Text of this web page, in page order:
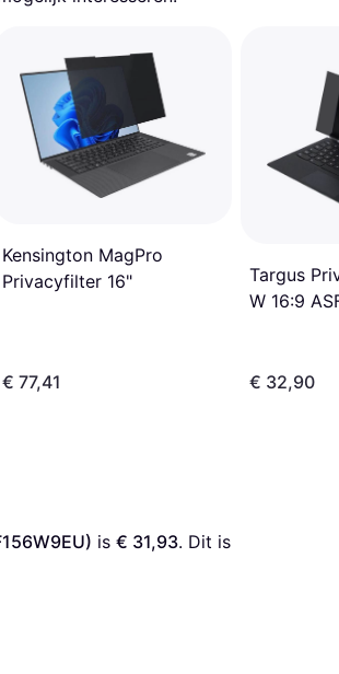
Kensington MagPro
Privacyfilter 16"
€ 77,41
Targus
W 16:9
€ 32,90
is € 31,93. Dit is